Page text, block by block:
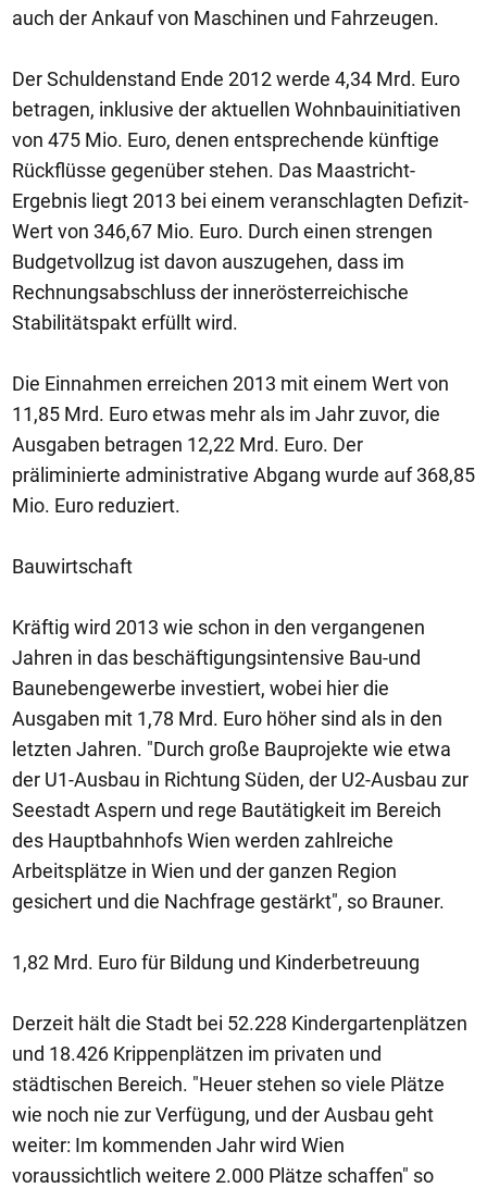
auch der Ankauf von Maschinen und Fahrzeugen.
Der Schuldenstand Ende 2012 werde 4,34 Mrd. Euro
betragen, inklusive der aktuellen Wohnbauinitiativen
von 475 Mio. Euro, denen entsprechende künftige
Rückflüsse gegenüber stehen. Das Maastricht-
Ergebnis liegt 2013 bei einem veranschlagten Defizit-
Wert von 346,67 Mio. Euro. Durch einen strengen
Budgetvollzug ist davon auszugehen, dass im
Rechnungsabschluss der innerösterreichische
Stabilitätspakt erfüllt wird.
Die Einnahmen erreichen 2013 mit einem Wert von
11,85 Mrd. Euro etwas mehr als im Jahr zuvor, die
Ausgaben betragen 12,22 Mrd. Euro. Der
präliminierte administrative Abgang wurde auf 368,85
Mio. Euro reduziert.
Bauwirtschaft
Kräftig wird 2013 wie schon in den vergangenen
Jahren in das beschäftigungsintensive Bau-und
Baunebengewerbe investiert, wobei hier die
Ausgaben mit 1,78 Mrd. Euro höher sind als in den
letzten Jahren. "Durch große Bauprojekte wie etwa
der U1-Ausbau in Richtung Süden, der U2-Ausbau zur
Seestadt Aspern und rege Bautätigkeit im Bereich
des Hauptbahnhofs Wien werden zahlreiche
Arbeitsplätze in Wien und der ganzen Region
gesichert und die Nachfrage gestärkt", so Brauner.
1,82 Mrd. Euro für Bildung und Kinderbetreuung
Derzeit hält die Stadt bei 52.228 Kindergartenplätzen
und 18.426 Krippenplätzen im privaten und
städtischen Bereich. "Heuer stehen so viele Plätze
wie noch nie zur Verfügung, und der Ausbau geht
weiter: Im kommenden Jahr wird Wien
voraussichtlich weitere 2.000 Plätze schaffen" so